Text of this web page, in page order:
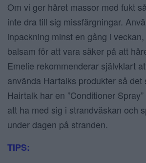
Om vi ger håret massor med fukt
inte dra till sig missfärgningar.
inpackning minst en gång i
balsam för att vara säker på att
Emelie rekommenderar självklart
använda Hartalks produkter så det
Hairtalk har en ”Conditioner
att ha med sig i strandväskan och
under dagen på stranden.
TIPS: